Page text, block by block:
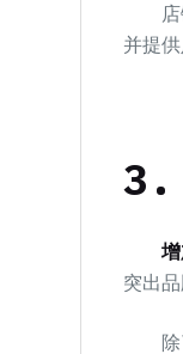
店铺
并提
3.
突出
除了